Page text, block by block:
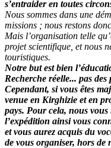
s’entraider en toutes
Nous sommes dans une
missions ; nous restons
Mais l’organisation telle
projet scientifique, et nous
touristiques.
Notre but est bien
Recherche réelle... pas
Cependant, si vous êtes
venue en Kirghizie et en
pays. Pour cela, nous
l’expédition ainsi vous
et vous aurez acquis du
de vous organiser, hors de